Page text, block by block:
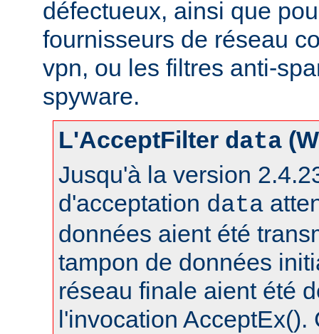
défectueux, ainsi que
fournisseurs de réseau
vpn, ou les filtres anti-
spyware.
L'AcceptFilter data
Jusqu'à la version
d'acceptation data
données aient été
tampon de données
réseau finale aient été
l'invocation AcceptEx().